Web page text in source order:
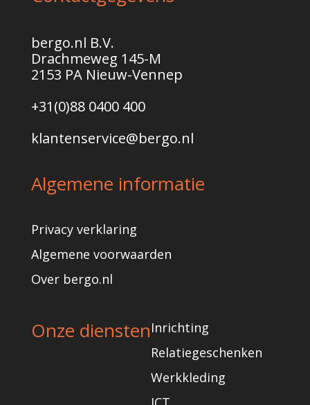
bergo.nl B.V.
Drachmeweg 145-M
2153 PA Nieuw-Vennep
+31(0)88 0400 400
klantenservice@bergo.nl
Algemene informatie
Privacy verklaring
Algemene voorwaarden
Over bergo.nl
Onze dienstenInrichting
Relatiegeschenken
Werkkleding